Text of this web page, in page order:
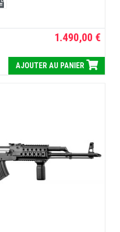
1.490,00 €
AJOUTER AU PANIER